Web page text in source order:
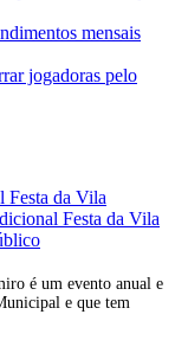
mensais
jogadoras pelo
Festa da Vila
Festa da Vila
é um evento anual e
e que tem